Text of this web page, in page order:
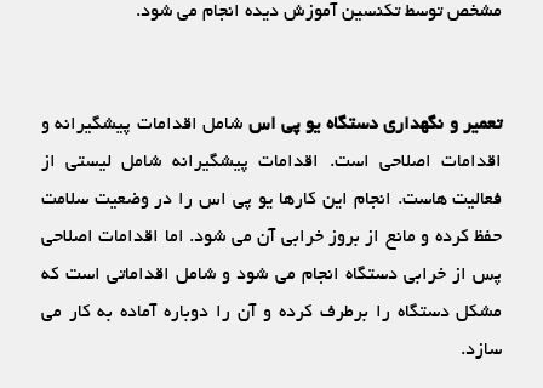
مشخص توسط تکنسین آموزش دیده انجام می ‏شود.
تعمیر و نگهداری دستگاه یو پی اس شامل اقدامات پیشگیرانه و
اقدامات اصلاحی است. اقدامات پیشگیرانه شامل لیستی از
فعالیت‏ هاست. انجام این کارها یو پی اس را در وضعیت سلامت
حفظ کرده و مانع از بروز خرابی آن می‏ شود. اما اقدامات اصلاحی
پس از خرابی دستگاه انجام می ‏شود و شامل اقداماتی است که
مشکل دستگاه را برطرف کرده و آن را دوباره آماده به کار می‏
سازد.